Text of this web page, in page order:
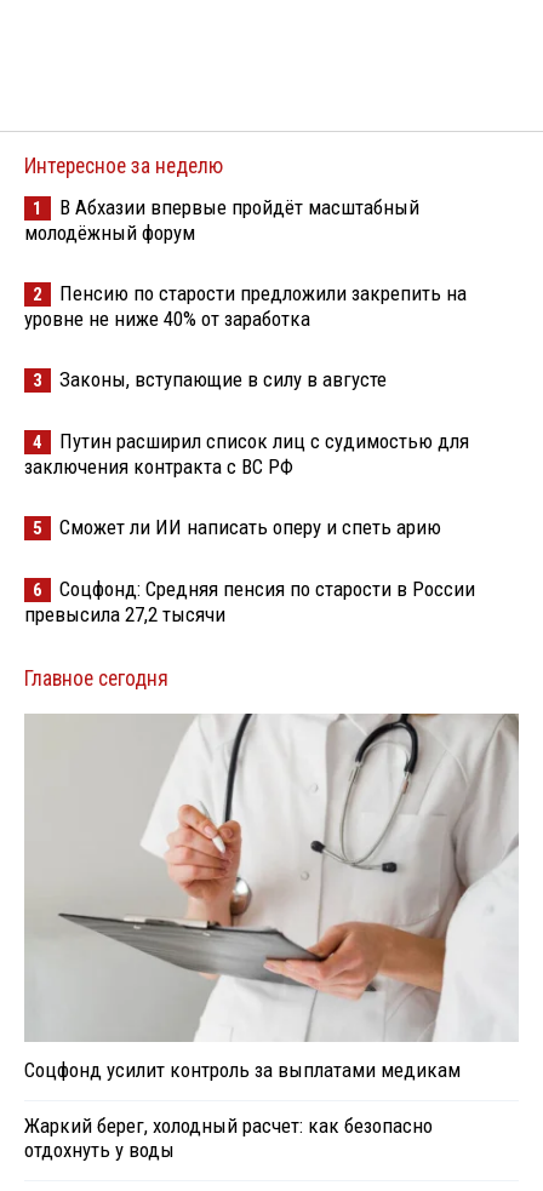
Интересное за неделю
1
В Абхазии впервые пройдёт масштабный
молодёжный форум
2
Пенсию по старости предложили закрепить на
уровне не ниже 40% от заработка
3 Законы, вступающие в силу в августе
4
Путин расширил список лиц с судимостью для
заключения контракта с ВС РФ
5 Сможет ли ИИ написать оперу и спеть арию
6
Соцфонд: Средняя пенсия по старости в России
превысила 27,2 тысячи
Главное сегодня
Соцфонд усилит контроль за выплатами медикам
Жаркий берег, холодный расчет: как безопасно
отдохнуть у воды